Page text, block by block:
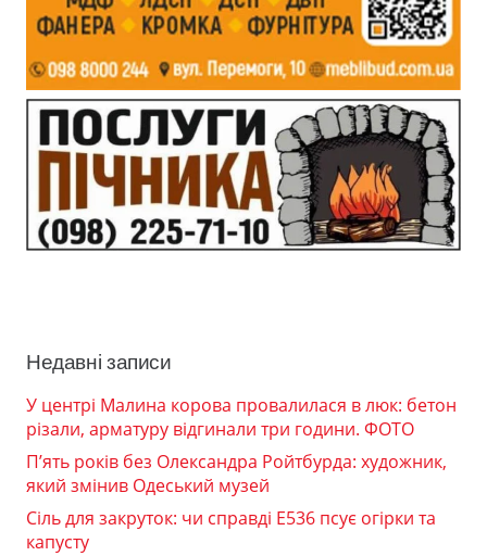
Недавні записи
У центрі Малина корова провалилася в люк: бетон
різали, арматуру відгинали три години. ФОТО
П’ять років без Олександра Ройтбурда: художник,
який змінив Одеський музей
Сіль для закруток: чи справді Е536 псує огірки та
капусту